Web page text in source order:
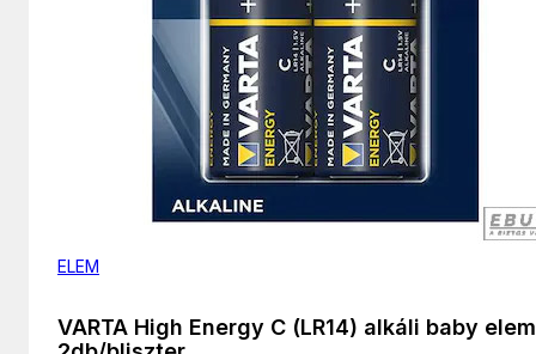
ELEM
VARTA High Energy C (LR14) alkáli baby elem